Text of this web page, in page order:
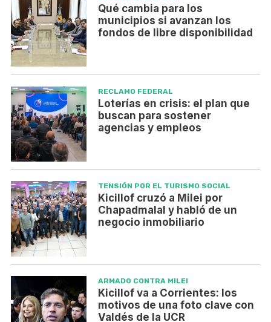
Qué cambia para los
municipios si avanzan los
fondos de libre disponibilidad
RECLAMO FEDERAL
Loterías en crisis: el plan que
buscan para sostener
agencias y empleos
TENSIÓN POR EL TURISMO SOCIAL
Kicillof cruzó a Milei por
Chapadmalal y habló de un
negocio inmobiliario
ARMADO CONTRA MILEI
Kicillof va a Corrientes: los
motivos de una foto clave con
Valdés de la UCR